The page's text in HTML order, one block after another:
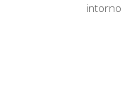
intorno